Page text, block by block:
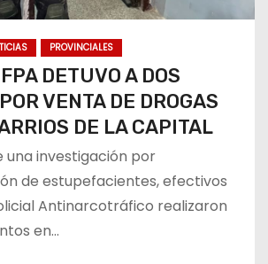
PROVINCIALES
DETUVO A DOS
VENTA DE DROGAS
DE LA CAPITAL
una investigación por
de estupefacientes, efectivos
Antinarcotráfico realizaron
en…